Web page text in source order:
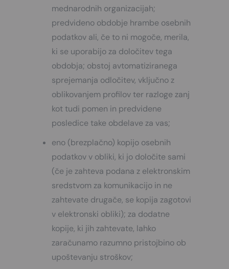
mednarodnih organizacijah;
predvideno obdobje hrambe osebnih
podatkov ali, če to ni mogoče, merila,
ki se uporabijo za določitev tega
obdobja; obstoj avtomatiziranega
sprejemanja odločitev, vključno z
oblikovanjem profilov ter razloge zanj
kot tudi pomen in predvidene
posledice take obdelave za vas;
eno (brezplačno) kopijo osebnih
podatkov v obliki, ki jo določite sami
(če je zahteva podana z elektronskim
sredstvom za komunikacijo in ne
zahtevate drugače, se kopija zagotovi
v elektronski obliki); za dodatne
kopije, ki jih zahtevate, lahko
zaračunamo razumno pristojbino ob
upoštevanju stroškov;